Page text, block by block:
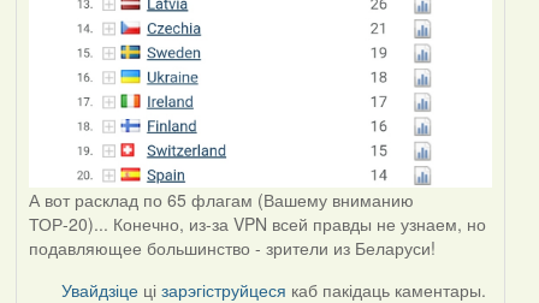
А вот расклад по 65 флагам (Вашему вниманию
ТОР-20)... Конечно, из-за VPN всей правды не узнаем, но
подавляющее большинство - зрители из Беларуси!
Увайдзіце цізарэгіструйцеся каб пакідаць каментары.